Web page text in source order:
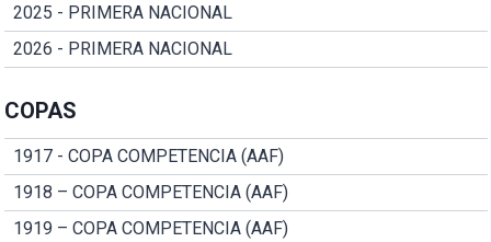
2025 - PRIMERA NACIONAL
2026 - PRIMERA NACIONAL
COPAS
1917 - COPA COMPETENCIA (AAF)
1918 – COPA COMPETENCIA (AAF)
1919 – COPA COMPETENCIA (AAF)